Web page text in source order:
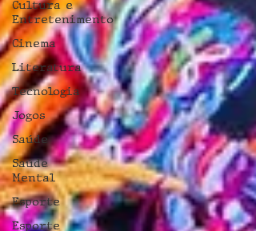
Cultura e
Entretenimento
Cinema
Literatura
Tecnologia
Jogos
Saúde
Saúde
Mental
Esporte
Esporte